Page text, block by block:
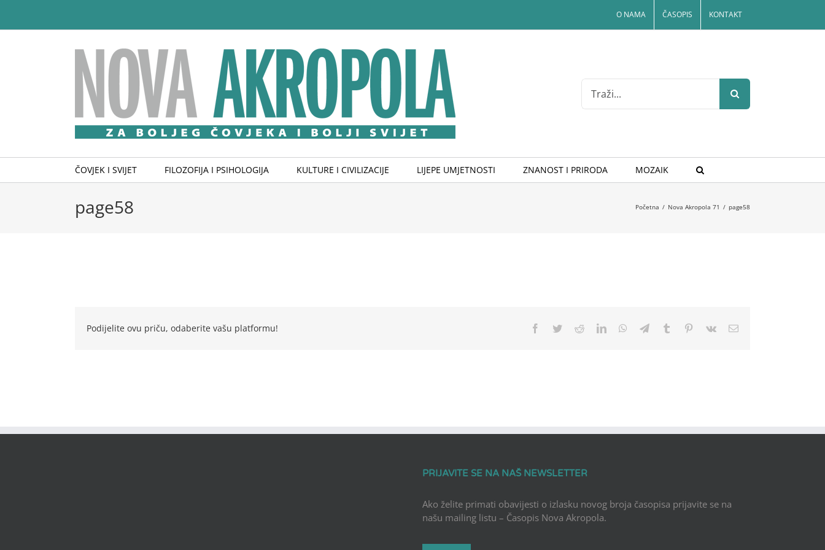
content
O NAMA ČASOPIS KONTAKT
Search
for:
ČOVJEK I SVIJET FILOZOFIJA I PSIHOLOGIJA KULTURE I CIVILIZACIJE LIJEPE UMJETNOSTI ZNANOST I PRIRODA MOZAIK
page58 Početna / Nova Akropola 71 / page58
Podijelite ovu priču, odaberite vašu platformu! Facebook
TwitterRedditLinkedInWhatsApp
TelegramTumblr Pinterest
Vk Email
PRIJAVITE SE NA NAŠ NEWSLETTER
Ako želite primati obavijesti o izlasku novog broja časopisa prijavite se na
našu mailing listu – Časopis Nova Akropola.